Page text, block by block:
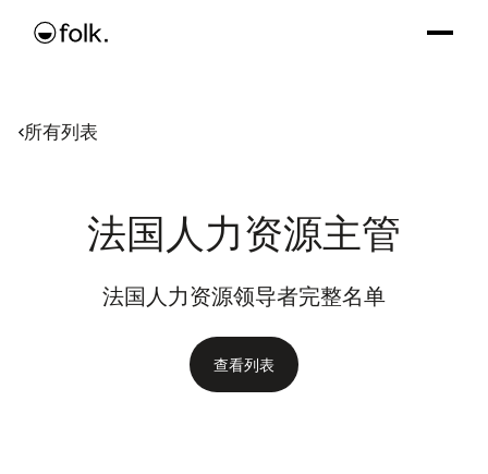
所有列表
法国人力资源主管
法国人力资源领导者完整名单
查看列表